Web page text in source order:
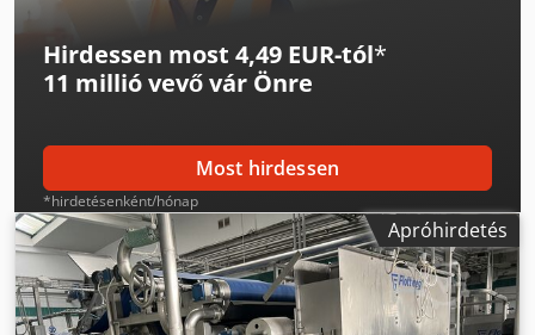
Hirdessen most 4,49 EUR-tól*
11 millió vevővár Önre
Most hirdessen
*hirdetésenként/hónap
Apróhirdetés